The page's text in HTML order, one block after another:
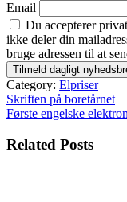
Email
Du accepterer
ikke deler din
bruge adressen til at
Category: Elpriser
Skriften på boretårnet
Første engelske
Related Posts